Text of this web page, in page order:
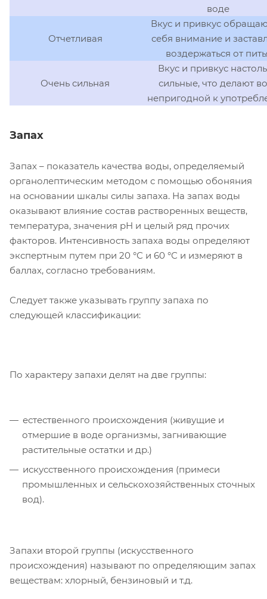
воде
Отчетливая
Вкус и привкус
себя внимание и
воздержаться от
Очень сильная
Вкус и привкус
сильные, что делают
непригодной к
Запах
Запах – показатель качества воды, определяемый
органолептическим методом с помощью обоняния
на основании шкалы силы запаха. На запах воды
оказывают влияние состав растворенных веществ,
температура, значения рН и целый ряд прочих
факторов. Интенсивность запаха воды определяют
экспертным путем при 20 °С и 60 °С и измеряют в
баллах, согласно требованиям.
Следует также указывать группу запаха по
следующей классификации:
По характеру запахи делят на две группы:
естественного происхождения (живущие и
отмершие в воде организмы, загнивающие
растительные остатки и др.)
искусственного происхождения (примеси
промышленных и сельскохозяйственных сточных
вод).
Запахи второй группы (искусственного
происхождения) называют по определяющим запах
веществам: хлорный, бензиновый и т.д.